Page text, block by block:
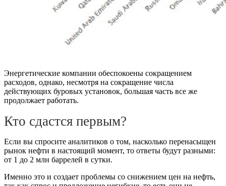
Энергетические компании обеспокоены сокращением
расходов, однако, несмотря на сокращение числа
действующих буровых установок, большая часть все же
продолжает работать.
Кто сдастся первым?
Если вы спросите аналитиков о том, насколько перенасыщен
рынок нефти в настоящий момент, то ответы будут разными:
от 1 до 2 млн баррелей в сутки.
Именно это и создает проблемы со снижением цен на нефть,